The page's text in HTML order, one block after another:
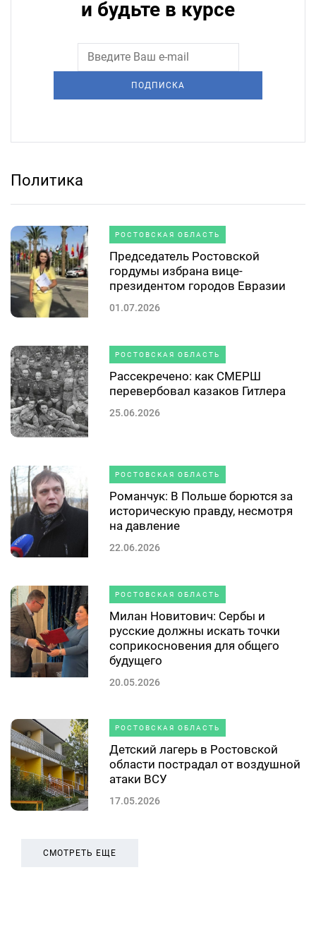
и будьте в курсе
ПОДПИСКА
Политика
РОСТОВСКАЯ ОБЛАСТЬ
Председатель Ростовской
гордумы избрана вице-
президентом городов Евразии
01.07.2026
РОСТОВСКАЯ ОБЛАСТЬ
Рассекречено: как СМЕРШ
перевербовал казаков Гитлера
25.06.2026
РОСТОВСКАЯ ОБЛАСТЬ
Романчук: В Польше борются за
историческую правду, несмотря
на давление
22.06.2026
РОСТОВСКАЯ ОБЛАСТЬ
Милан Новитович: Сербы и
русские должны искать точки
соприкосновения для общего
будущего
20.05.2026
РОСТОВСКАЯ ОБЛАСТЬ
Детский лагерь в Ростовской
области пострадал от воздушной
атаки ВСУ
17.05.2026
СМОТРЕТЬ ЕЩЕ